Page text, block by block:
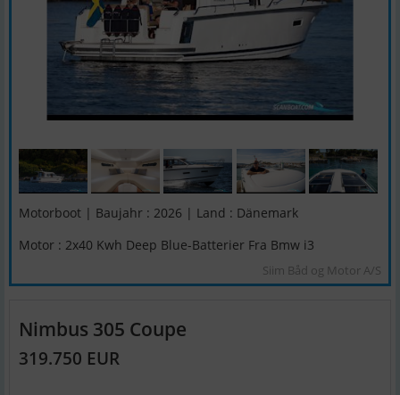
Motorboot | Baujahr : 2026 | Land : Dänemark
Motor : 2x40 Kwh Deep Blue-Batterier Fra Bmw i3
Siim Båd og Motor A/S
Nimbus 305 Coupe
319.750 EUR